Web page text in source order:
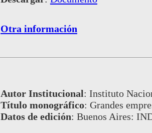
Otra información
Autor Institucional: Instituto
Título monográfico: Grandes
Datos de edición: Buenos Aires: